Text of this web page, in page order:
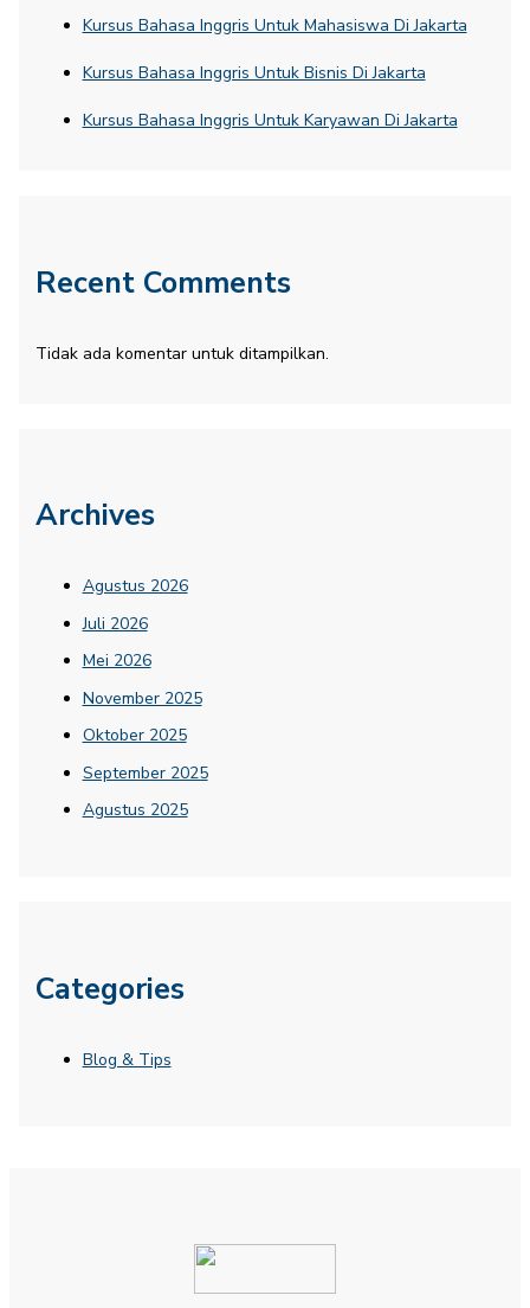
Kursus Bahasa Inggris Untuk Mahasiswa Di Jakarta
Kursus Bahasa Inggris Untuk Bisnis Di Jakarta
Kursus Bahasa Inggris Untuk Karyawan Di Jakarta
Recent Comments
Tidak ada komentar untuk ditampilkan.
Archives
Agustus 2026
Juli 2026
Mei 2026
November 2025
Oktober 2025
September 2025
Agustus 2025
Categories
Blog & Tips